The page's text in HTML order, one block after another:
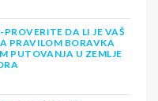
DA LI JE VAŠ
PRAVILOM BORAVKA
PUTOVANJA U ZEMLJE